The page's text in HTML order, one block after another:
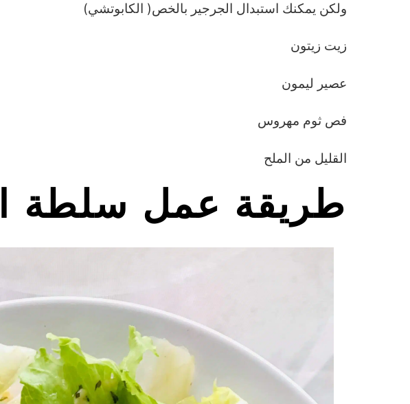
ولكن يمكنك استبدال الجرجير بالخص( الكابوتشي)
زيت زيتون
عصير ليمون
فص ثوم مهروس
القليل من الملح
طريقة عمل سلطة